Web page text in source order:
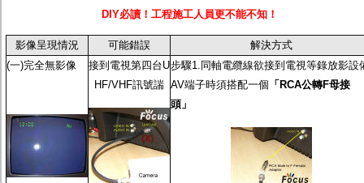
傳統高解析攝影機
投光設備
防護罩及支架
多路攝影機單軸傳輸
視訊轉換設備
雙絞線傳輸器
雜訊改善器
分配放大器
網路線用水晶頭
DIY必讀！工程施工人員更不能不知！
影像呈現情況 可能錯誤
解決方式
(一)完全無影像
接到電視第四台U
HF/VHF訊號諯
步驟1.同軸電纜線欲接到電視等錄放影設
AV端子時須搭配一個 「RCA公轉F母接
頭」